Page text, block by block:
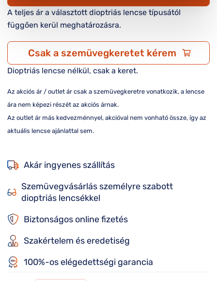
A teljes ár a választott dioptriás lencse típusától
függően kerül meghatározásra.
Csak a szemüvegkeretet kérem
Dioptriás lencse nélkül, csak a keret.
Az akciós ár / outlet ár csak a szemüvegkeretre vonatkozik, a lencse
ára nem képezi részét az akciós árnak.
Az outlet ár más kedvezménnyel, akcióval nem vonható össze, így az
aktuális lencse ajánlattal sem.
Akár ingyenes szállítás
Szemüvegvásárlás személyre szabott
dioptriás lencsékkel
Biztonságos online fizetés
Szakértelem és eredetiség
100%-os elégedettségi garancia